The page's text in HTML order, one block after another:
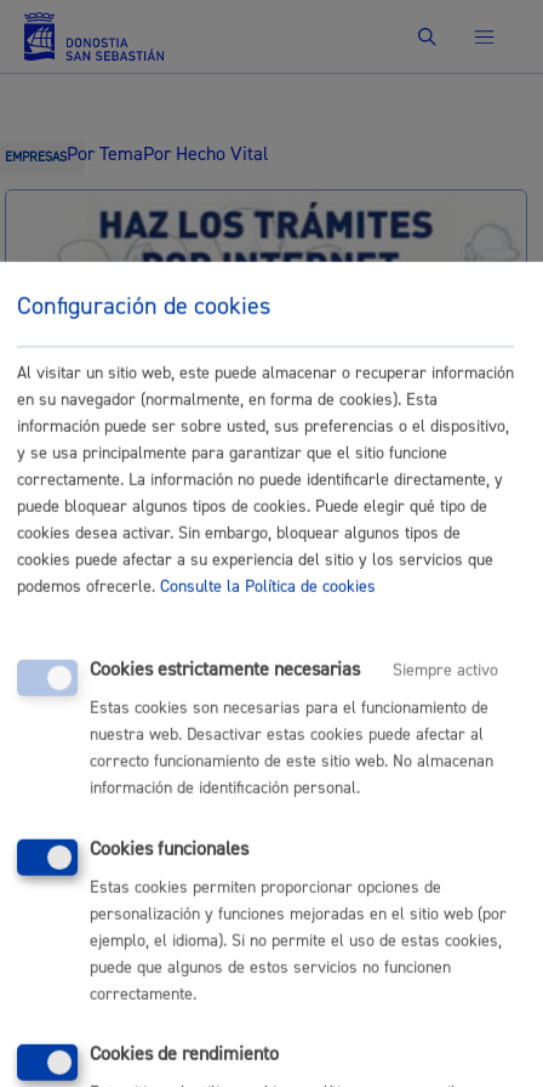
Buscar
EMPRESASPor TemaPor Hecho Vital
Identificación electrónica B@kQ
Trámites
Asesoramiento, orientación e
Intermediación para la
organización de eventos en la
ciudad.
Comunícate con el Ayuntamiento de Donostia / San
Sebastián
010(gratuito desde Donostia / San Sebastián)
(+34) 943 481 000
Buzón de la ciudadanía
Informar de un error en la web
Ofertas de empleo
Perfil del contratante
Configuración de cookies
Al visitar un sitio web, este puede almacenar o recuperar información
en su navegador (normalmente, en forma de cookies). Esta
información puede ser sobre usted, sus preferencias o el dispositivo,
y se usa principalmente para garantizar que el sitio funcione
correctamente. La información no puede identificarle directamente, y
puede bloquear algunos tipos de cookies. Puede elegir qué tipo de
cookies desea activar. Sin embargo, bloquear algunos tipos de
cookies puede afectar a su experiencia del sitio y los servicios que
podemos ofrecerle. Consulte la Política de cookies
Cookies estrictamente necesarias
Siempre activo
Estas cookies son necesarias para el funcionamiento de
nuestra web. Desactivar estas cookies puede afectar al
correcto funcionamiento de este sitio web. No almacenan
información de identificación personal.
Cookies funcionales
Estas cookies permiten proporcionar opciones de
personalización y funciones mejoradas en el sitio web (por
ejemplo, el idioma). Si no permite el uso de estas cookies,
puede que algunos de estos servicios no funcionen
correctamente.
Cookies de rendimiento